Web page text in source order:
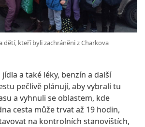
dětí, kteří byli zachráněni z Charkova
a také léky, benzín a další
pečlivě plánují, aby vybrali tu
a vyhnuli se oblastem, kde
cesta může trvat až 19 hodin,
na kontrolních stanovištích,